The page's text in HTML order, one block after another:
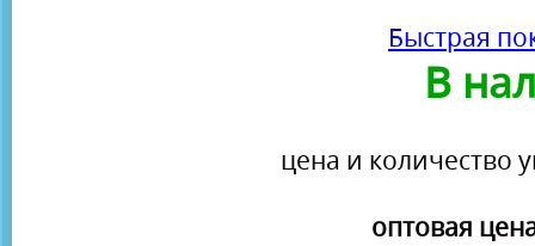
Быстрая
В
цена и количество
оптовая